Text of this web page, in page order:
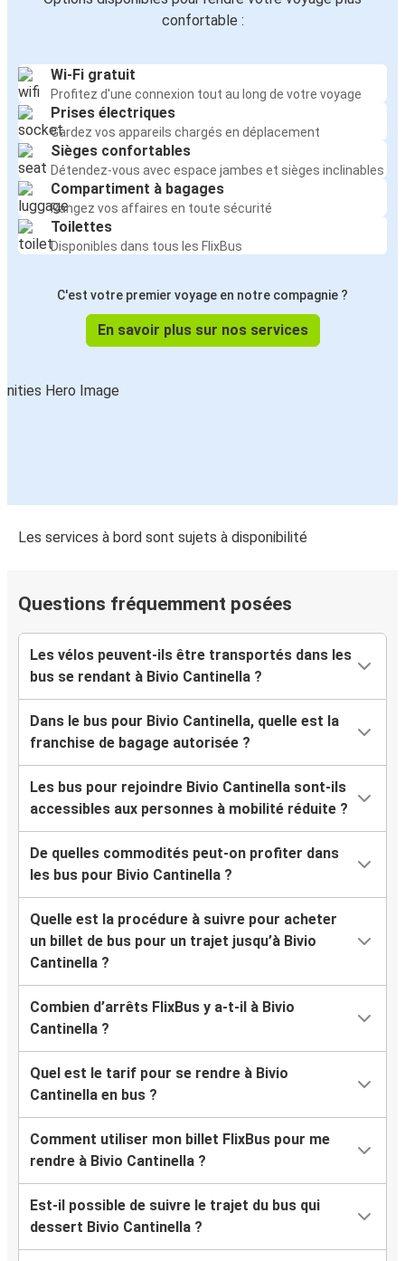
confortable :
Wi-Fi gratuit
Profitez d'une connexion tout au long de votre voyage
Prises électriques
Gardez vos appareils chargés en déplacement
Sièges confortables
Détendez-vous avec espace jambes et sièges inclinables
Compartiment à bagages
Rangez vos affaires en toute sécurité
Toilettes
Disponibles dans tous les FlixBus
C'est votre premier voyage en notre compagnie ?
En savoir plus sur nos services
Les services à bord sont sujets à disponibilité
Questions fréquemment posées
Les vélos peuvent-ils être transportés dans les
bus se rendant à Bivio Cantinella ?
Dans le bus pour Bivio Cantinella, quelle est la
franchise de bagage autorisée ?
Les bus pour rejoindre Bivio Cantinella sont-ils
accessibles aux personnes à mobilité réduite ?
De quelles commodités peut-on profiter dans
les bus pour Bivio Cantinella ?
Quelle est la procédure à suivre pour acheter
un billet de bus pour un trajet jusqu’à Bivio
Cantinella ?
Combien d’arrêts FlixBus y a-t-il à Bivio
Cantinella ?
Quel est le tarif pour se rendre à Bivio
Cantinella en bus ?
Comment utiliser mon billet FlixBus pour me
rendre à Bivio Cantinella ?
Est-il possible de suivre le trajet du bus qui
dessert Bivio Cantinella ?